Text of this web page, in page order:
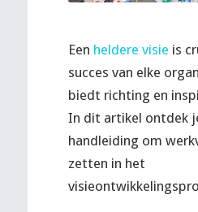
Een heldere visie is
succes van elke
biedt richting en
In dit artikel ontdek
handleiding om
zetten in het